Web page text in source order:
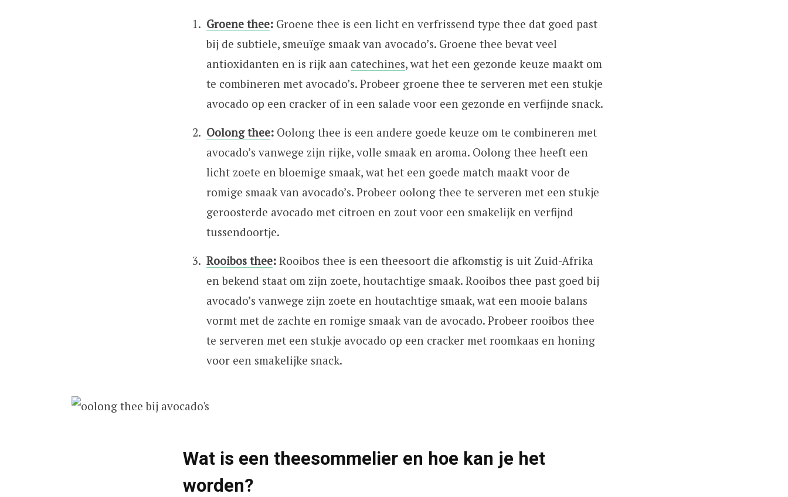
Groene thee: Groene thee is een licht en verfrissend type thee dat goed past
bij de subtiele, smeuïge smaak van avocado’s. Groene thee bevat veel
antioxidanten en is rijk aan catechines, wat het een gezonde keuze maakt om
te combineren met avocado’s. Probeer groene thee te serveren met een stukje
avocado op een cracker of in een salade voor een gezonde en verfijnde snack.
Oolong thee: Oolong thee is een andere goede keuze om te combineren met
avocado’s vanwege zijn rijke, volle smaak en aroma. Oolong thee heeft een
licht zoete en bloemige smaak, wat het een goede match maakt voor de
romige smaak van avocado’s. Probeer oolong thee te serveren met een stukje
geroosterde avocado met citroen en zout voor een smakelijk en verfijnd
tussendoortje.
Rooibos thee: Rooibos thee is een theesoort die afkomstig is uit Zuid-Afrika
en bekend staat om zijn zoete, houtachtige smaak. Rooibos thee past goed bij
avocado’s vanwege zijn zoete en houtachtige smaak, wat een mooie balans
vormt met de zachte en romige smaak van de avocado. Probeer rooibos thee
te serveren met een stukje avocado op een cracker met roomkaas en honing
voor een smakelijke snack.
Wat is een theesommelier en hoe kan je het
worden?